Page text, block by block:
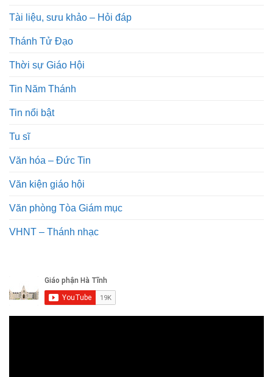
Tài liệu, sưu khảo – Hỏi đáp
Thánh Tử Đạo
Thời sự Giáo Hội
Tin Năm Thánh
Tin nổi bật
Tu sĩ
Văn hóa – Đức Tin
Văn kiện giáo hội
Văn phòng Tòa Giám mục
VHNT – Thánh nhạc